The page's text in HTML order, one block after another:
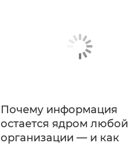
Почему информация
остается ядром любой
организации — и как